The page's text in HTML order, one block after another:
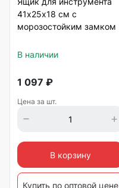
41х25х18 см с
морозостойким замком
В наличии
1 097 ₽
Цена за шт.
В корзину
Купить по оптовой цене